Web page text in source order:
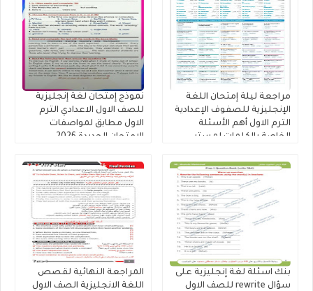
مراجعة ليلة إمتحان اللغة
الإنجليزية للصفوف الإعدادية
الترم الاول أهم الأسئلة
الخاصة بالكلمات لمستر
نموذج إمتحان لغة إنجليزية
للصف الاول الاعدادي الترم
الاول مطابق لمواصفات
الامتحان الجديدة 2026
بنك اسئلة لغة إنجليزية على
سؤال rewrite للصف الاول
المراجعة النهائية لقصص
اللغة الانجليزية الصف الاول